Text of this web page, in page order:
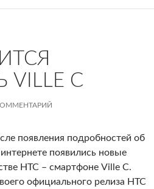
C
появления подробностей об
появились новые
HTC – смартфоне Ville C.
официального релиза HTC